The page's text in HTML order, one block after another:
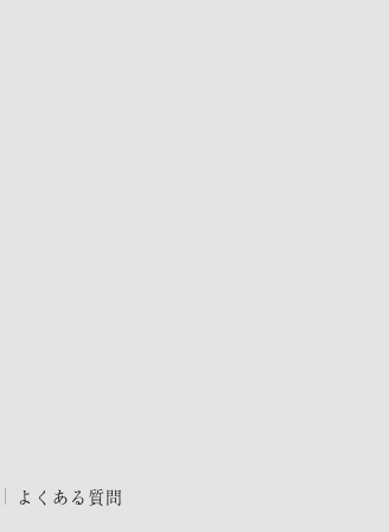
よくある質問